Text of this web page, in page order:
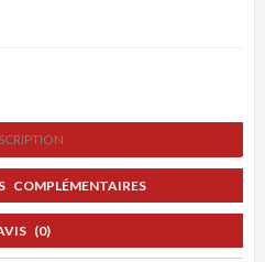
COMPLÉMENTAIRES
(0)